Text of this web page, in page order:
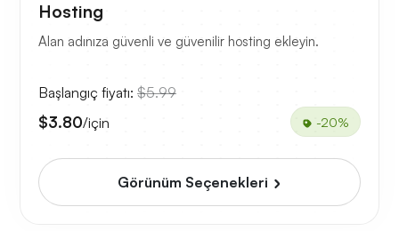
Hosting
Alan adınıza güvenli ve güvenilir hosting ekleyin.
Başlangıç fiyatı: $5.99
$3.80/için -20%
Görünüm Seçenekleri